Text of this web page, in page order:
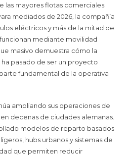
las mayores flotas comerciales
mediados de 2026, la compañía
eléctricos y más de la mitad de
mediante movilidad
masivo demuestra cómo la
pasado de ser un proyecto
fundamental de la operativa
ampliando sus operaciones de
decenas de ciudades alemanas.
modelos de reparto basados
hubs urbanos y sistemas de
que permiten reducir